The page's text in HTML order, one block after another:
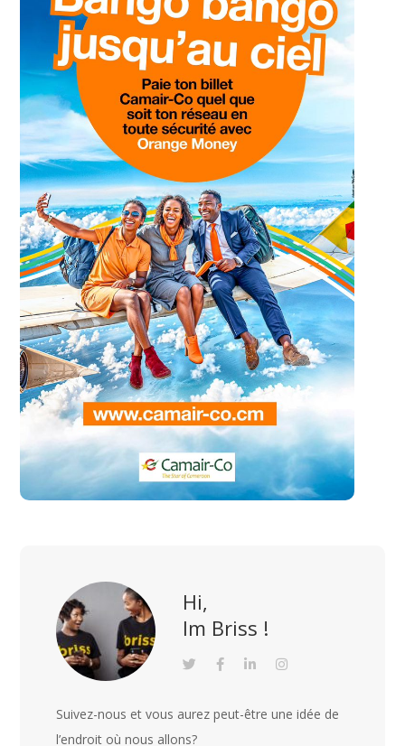
Hi,
Im Briss !
Suivez-nous et vous aurez peut-être une idée de
l’endroit où nous allons?